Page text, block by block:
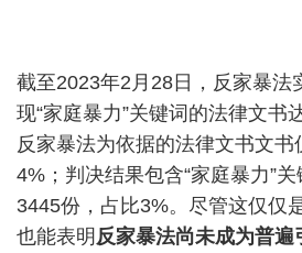
截至2023年2 月 28 日，反家暴法
现“家庭暴力”关键词的法律文书
反家暴法为依据的法律文书文书
4% ；判决结果包含“家庭暴力”关
3445份，占比3%。尽管这仅仅
也能表明 反家暴法尚未成为普遍